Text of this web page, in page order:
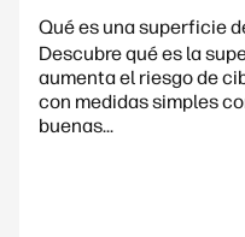
Qué es una superficie
Descubre qué es la
aumenta el riesgo de
con medidas simples
buenas...